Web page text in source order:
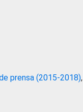
prensa (2015-2018),